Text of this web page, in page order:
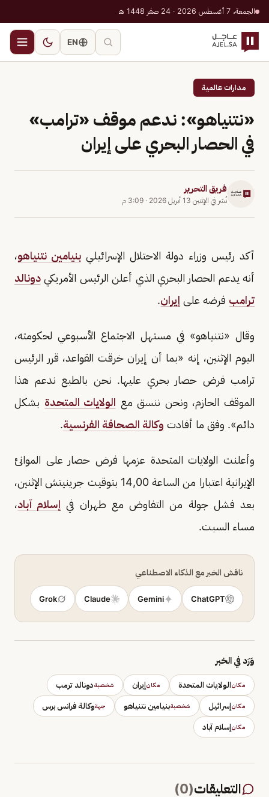
الجمعة، 7 أغسطس 2026 · 24 صفر 1448 هـ
EN
مدارات عالمية
«نتنياهو»: ندعم موقف «ترامب»
في الحصار البحري على إيران
فريق التحرير
نُشر في الإثنين 13 أبريل 2026 · 3:09 م
أكد رئيس وزراء دولة الاحتلال الإسرائيلي بنيامين نتنياهو،
أنه يدعم الحصار البحري الذي أعلن الرئيس الأمريكي دونالد
ترامب فرضه على إيران.
وقال «نتنياهو» في مستهل الاجتماع الأسبوعي لحكومته،
اليوم الإثنين، إنه «بما أن إيران خرقت القواعد، قرر الرئيس
ترامب فرض حصار بحري عليها. نحن بالطبع ندعم هذا
الموقف الحازم، ونحن ننسق مع الولايات المتحدة بشكل
دائم». وفق ما أفادت وكالة الصحافة الفرنسية.
وأعلنت الولايات المتحدة عزمها فرض حصار على الموانئ
الإيرانية اعتبارا من الساعة 14,00 بتوقيت جرينيتش الإثنين،
بعد فشل جولة من التفاوض مع طهران في إسلام آباد،
مساء السبت.
ناقش الخبر مع الذكاء الاصطناعي
ChatGPT
Gemini
Claude
Grok
وَرَد في الخبر
مكانالولايات المتحدة مكانإيران شخصيةدونالد ترمب
مكانإسرائيل شخصيةبنيامين نتنياهو جهةوكالة فرانس برس
مكانإسلام آباد
التعليقات(
0
)